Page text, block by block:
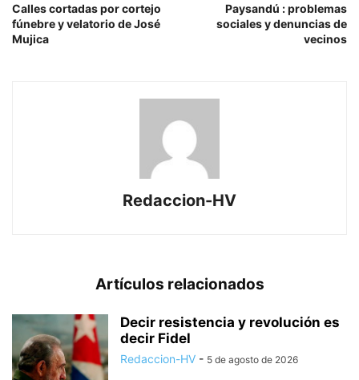
Calles cortadas por cortejo
fúnebre y velatorio de José
Mujica
Paysandú : problemas
sociales y denuncias de
vecinos
Redaccion-HV
Artículos relacionados
Decir resistencia y revolución es
decir Fidel
Redaccion-HV - 5 de agosto de 2026